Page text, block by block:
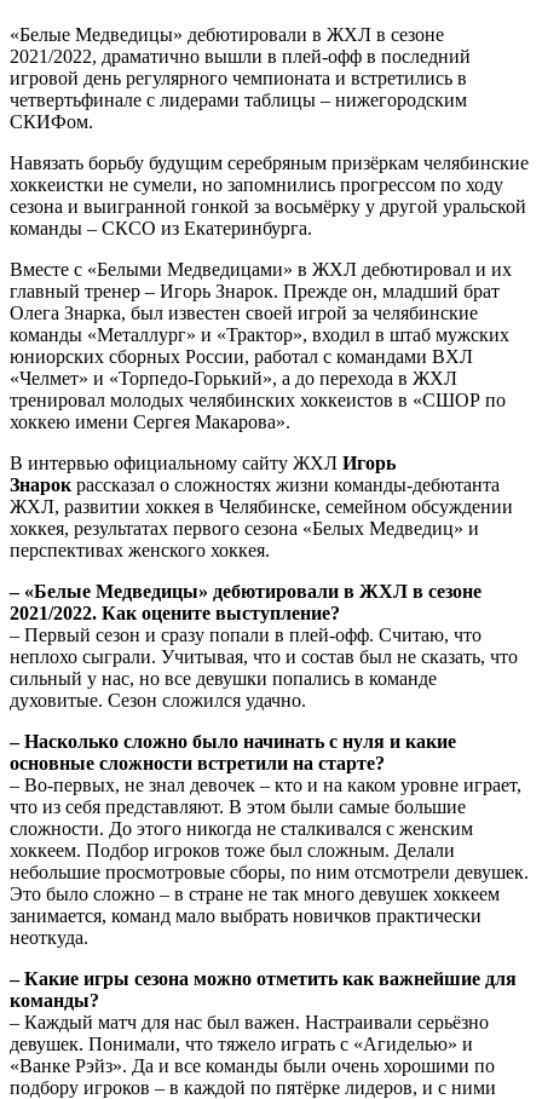
«Белые Медведицы» дебютировали в ЖХЛ в сезоне
2021/2022, драматично вышли в плей-офф в последний
игровой день регулярного чемпионата и встретились в
четвертьфинале с лидерами таблицы – нижегородским
СКИФом.
Навязать борьбу будущим серебряным призёркам челябинские
хоккеистки не сумели, но запомнились прогрессом по ходу
сезона и выигранной гонкой за восьмёрку у другой уральской
команды – СКСО из Екатеринбурга.
Вместе с «Белыми Медведицами» в ЖХЛ дебютировал и их
главный тренер – Игорь Знарок. Прежде он, младший брат
Олега Знарка, был известен своей игрой за челябинские
команды «Металлург» и «Трактор», входил в штаб мужских
юниорских сборных России, работал с командами ВХЛ
«Челмет» и «Торпедо-Горький», а до перехода в ЖХЛ
тренировал молодых челябинских хоккеистов в «СШОР по
хоккею имени Сергея Макарова».
В интервью официальному сайту ЖХЛ Игорь
Знарок рассказал о сложностях жизни команды-дебютанта
ЖХЛ, развитии хоккея в Челябинске, семейном обсуждении
хоккея, результатах первого сезона «Белых Медведиц» и
перспективах женского хоккея.
– «Белые Медведицы» дебютировали в ЖХЛ в сезоне
2021/2022. Как оцените выступление?
– Первый сезон и сразу попали в плей-офф. Считаю, что
неплохо сыграли. Учитывая, что и состав был не сказать, что
сильный у нас, но все девушки попались в команде
духовитые. Сезон сложился удачно.
– Насколько сложно было начинать с нуля и какие
основные сложности встретили на старте?
– Во-первых, не знал девочек – кто и на каком уровне играет,
что из себя представляют. В этом были самые большие
сложности. До этого никогда не сталкивался с женским
хоккеем. Подбор игроков тоже был сложным. Делали
небольшие просмотровые сборы, по ним отсмотрели девушек.
Это было сложно – в стране не так много девушек хоккеем
занимается, команд мало выбрать новичков практически
неоткуда.
– Какие игры сезона можно отметить как важнейшие для
команды?
– Каждый матч для нас был важен. Настраивали серьёзно
девушек. Понимали, что тяжело играть с «Агиделью» и
«Ванке Рэйз». Да и все команды были очень хорошими по
подбору игроков – в каждой по пятёрке лидеров, и с ними